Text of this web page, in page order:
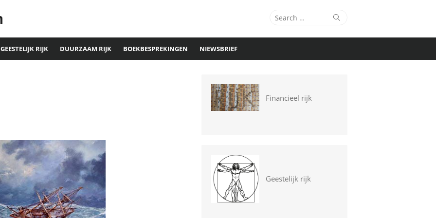
Search
Search
GEESTELIJK RIJK DUURZAAM RIJK BOEKBESPREKINGEN NIEWSBRIEF
Financieel rijk
Geestelijk rijk